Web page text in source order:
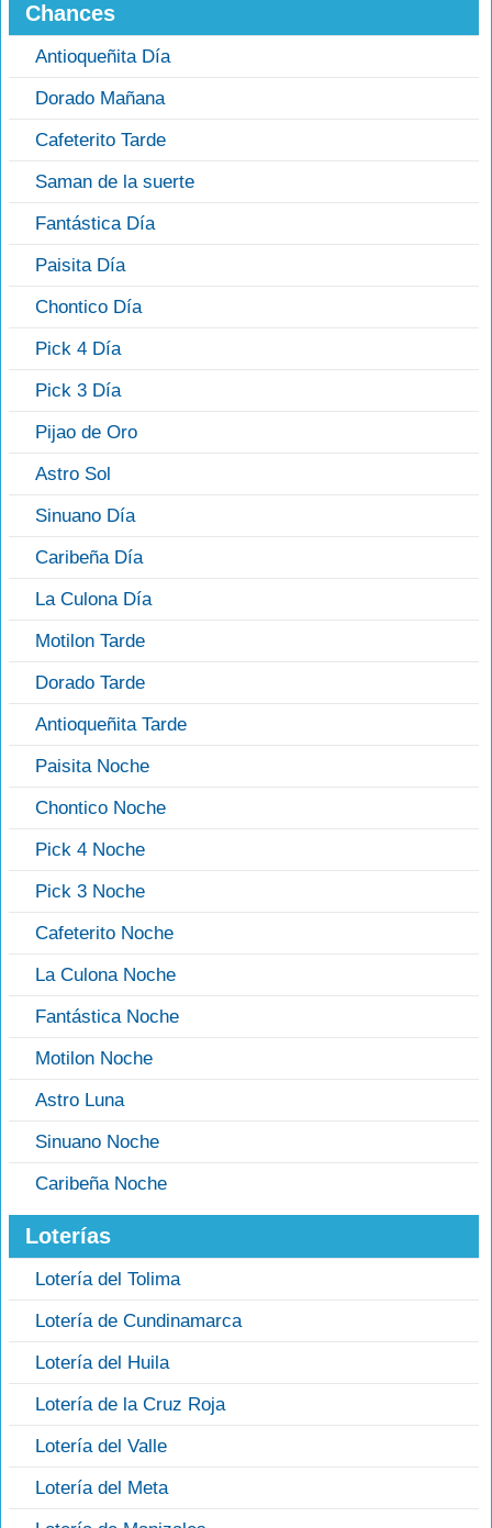
Chances
Antioqueñita Día
Dorado Mañana
Cafeterito Tarde
Saman de la suerte
Fantástica Día
Paisita Día
Chontico Día
Pick 4 Día
Pick 3 Día
Pijao de Oro
Astro Sol
Sinuano Día
Caribeña Día
La Culona Día
Motilon Tarde
Dorado Tarde
Antioqueñita Tarde
Paisita Noche
Chontico Noche
Pick 4 Noche
Pick 3 Noche
Cafeterito Noche
La Culona Noche
Fantástica Noche
Motilon Noche
Astro Luna
Sinuano Noche
Caribeña Noche
Loterías
Lotería del Tolima
Lotería de Cundinamarca
Lotería del Huila
Lotería de la Cruz Roja
Lotería del Valle
Lotería del Meta